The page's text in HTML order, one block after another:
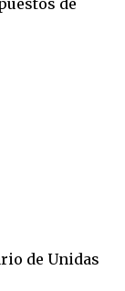
de
de Unidas